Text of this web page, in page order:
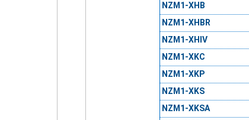
NZM1-XHB
NZM1-XHBR
NZM1-XHIV
NZM1-XKC
NZM1-XKP
NZM1-XKS
NZM1-XKSA